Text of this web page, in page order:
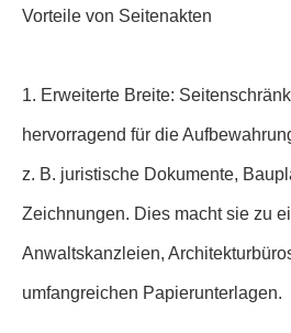
Vorteile von Seitenakten
1. Erweiterte Breite:
hervorragend für die
z. B. juristische Dokumente,
Zeichnungen. Dies macht sie zu
Anwaltskanzleien,
umfangreichen Papierunterlagen.